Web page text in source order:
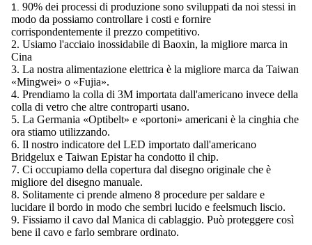
1. 90% dei processi di produzione sono sviluppati da noi stessi in
modo da possiamo controllare i costi e fornire
corrispondentemente il prezzo competitivo.
2. Usiamo l'acciaio inossidabile di Baoxin, la migliore marca in
Cina
3. La nostra alimentazione elettrica è la migliore marca da Taiwan
«Mingwei» o «Fujia».
4. Prendiamo la colla di 3M importata dall'americano invece della
colla di vetro che altre controparti usano.
5. La Germania «Optibelt» e «portoni» americani è la cinghia che
ora stiamo utilizzando.
6. Il nostro indicatore del LED importato dall'americano
Bridgelux e Taiwan Epistar ha condotto il chip.
7. Ci occupiamo della copertura dal disegno originale che è
migliore del disegno manuale.
8. Solitamente ci prende almeno 8 procedure per saldare e
lucidare il bordo in modo che sembri lucido e feelsmuch liscio.
9. Fissiamo il cavo dal Manica di cablaggio. Può proteggere così
bene il cavo e farlo sembrare ordinato.